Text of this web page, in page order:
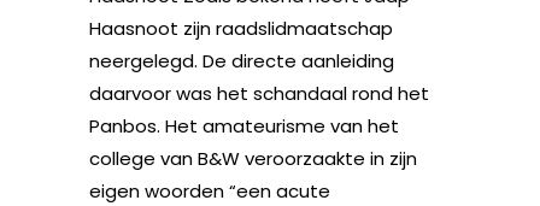
Haasnoot zijn raadslidmaatschap
neergelegd. De directe aanleiding
daarvoor was het schandaal rond het
Panbos. Het amateurisme van het
college van B&W veroorzaakte in zijn
eigen woorden “een acute